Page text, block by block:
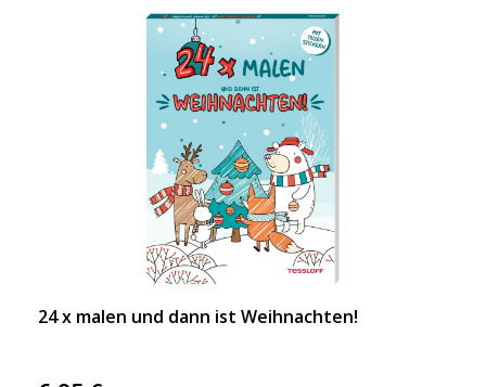
24 x malen und dann ist Weihnachten!